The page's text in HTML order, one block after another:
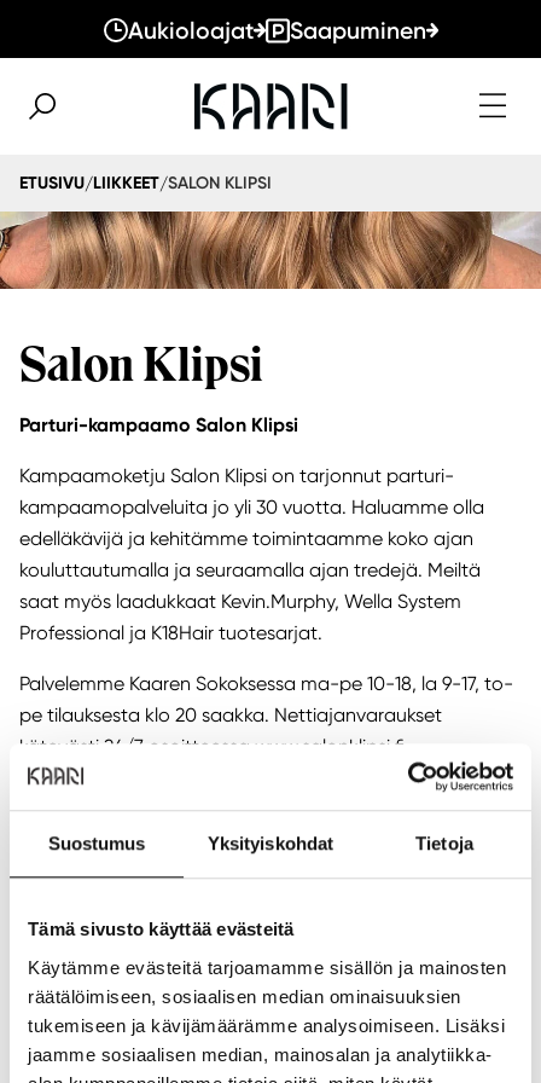
Suostumus Yksityiskohdat Tietoja
Tämä sivusto käyttää evästeitä
Käytämme evästeitä tarjoamamme sisällön ja mainosten
räätälöimiseen, sosiaalisen median ominaisuuksien
tukemiseen ja kävijämäärämme analysoimiseen. Lisäksi
jaamme sosiaalisen median, mainosalan ja analytiikka-
Aukioloajat Saapuminen
ETUSIVU/LIIKKEET/SALON KLIPSI
Salon Klipsi
Parturi-kampaamo Salon Klipsi
Kampaamoketju Salon Klipsi on tarjonnut parturi-
kampaamopalveluita jo yli 30 vuotta. Haluamme olla
edelläkävijä ja kehitämme toimintaamme koko ajan
kouluttautumalla ja seuraamalla ajan tredejä. Meiltä
saat myös laadukkaat Kevin.Murphy, Wella System
Professional ja K18Hair tuotesarjat.
Palvelemme Kaaren Sokoksessa ma-pe 10-18, la 9-17, to-
pe tilauksesta klo 20 saakka. Nettiajanvaraukset
kätevästi 24/7 osoitteessa www.salonklipsi.fi
Sijainti ja yhteystiedot
Sijainti:1. kerros
Verkkosivusto:
NÄYTÄ POHJAKARTASSA
ANNA PALAUTETTA